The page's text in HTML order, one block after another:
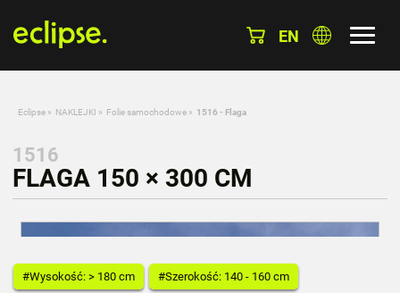
EN
Eclipse » NAKLEJKI » Folie samochodowe » 1516 - Flaga
1516
FLAGA 150 × 300 CM
#Wysokość: > 180 cm #Szerokość: 140 - 160 cm